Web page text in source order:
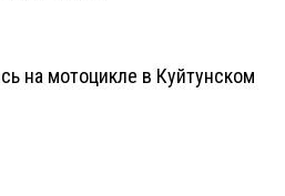
на мотоцикле в Куйтунском